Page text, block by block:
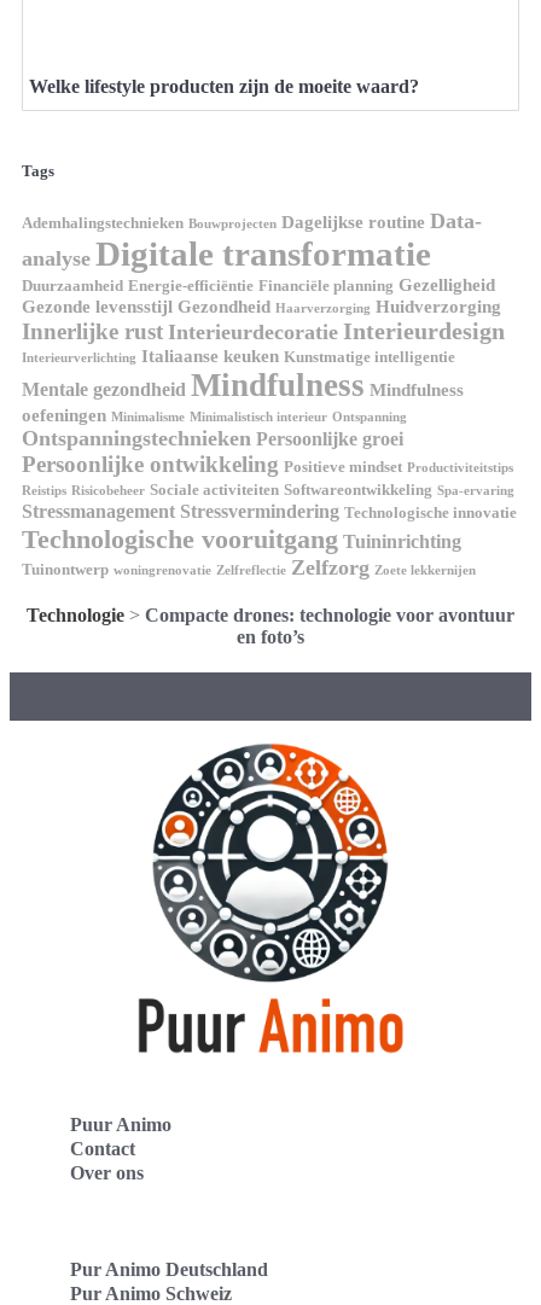
Welke lifestyle producten zijn de moeite waard?
Tags
Ademhalingstechnieken Bouwprojecten Dagelijkse routine Data-
analyse Digitale transformatie
Duurzaamheid Energie-efficiëntie Financiële planning Gezelligheid
Gezonde levensstijl Gezondheid Haarverzorging Huidverzorging
Innerlijke rust Interieurdecoratie Interieurdesign
Interieurverlichting Italiaanse keuken Kunstmatige intelligentie
Mentale gezondheid Mindfulness Mindfulness
oefeningen Minimalisme Minimalistisch interieur Ontspanning
Ontspanningstechnieken Persoonlijke groei
Persoonlijke ontwikkeling Positieve mindset Productiviteitstips
Reistips Risicobeheer Sociale activiteiten Softwareontwikkeling Spa-ervaring
Stressmanagement Stressvermindering Technologische innovatie
Technologische vooruitgang Tuininrichting
Tuinontwerp woningrenovatie Zelfreflectie Zelfzorg Zoete lekkernijen
Technologie > Compacte drones: technologie voor avontuur
en foto’s
Puur Animo
Contact
Over ons
Pur Animo Deutschland
Pur Animo Schweiz